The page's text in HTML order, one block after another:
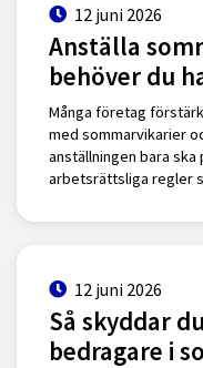
12 juni 2026
Anställa
behöver du
Många företag
med sommarvikarier
anställningen bara ska
arbetsrättsliga regler
12 juni 2026
Så skyddar
bedragare i